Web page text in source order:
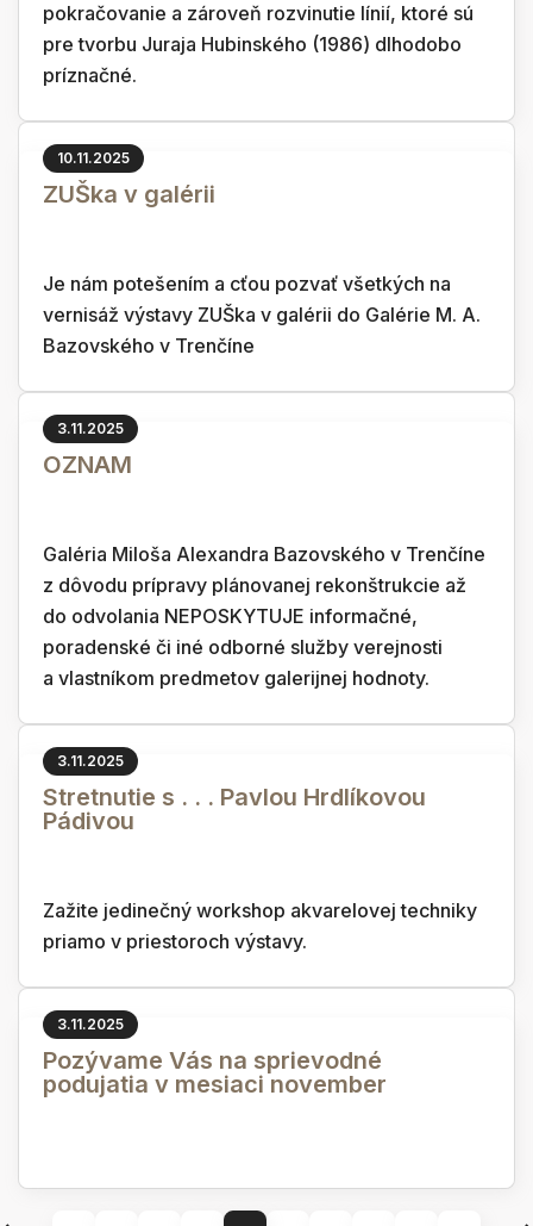
pokračovanie a zároveň rozvinutie línií, ktoré sú
pre tvorbu Juraja Hubinského (1986) dlhodobo
príznačné.
10.11.2025
ZUŠka v galérii
Je nám potešením a cťou pozvať všetkých na
vernisáž výstavy ZUŠka v galérii do Galérie M. A.
Bazovského v Trenčíne
3.11.2025
OZNAM
Galéria Miloša Alexandra Bazovského v Trenčíne
z dôvodu prípravy plánovanej rekonštrukcie až
do odvolania NEPOSKYTUJE informačné,
poradenské či iné odborné služby verejnosti
a vlastníkom predmetov galerijnej hodnoty.
3.11.2025
Stretnutie s . . . Pavlou Hrdlíkovou
Pádivou
Zažite jedinečný workshop akvarelovej techniky
priamo v priestoroch výstavy.
3.11.2025
Pozývame Vás na sprievodné
podujatia v mesiaci november